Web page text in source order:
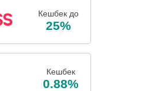
Кешбек до
25%
Кешбек
0.88%